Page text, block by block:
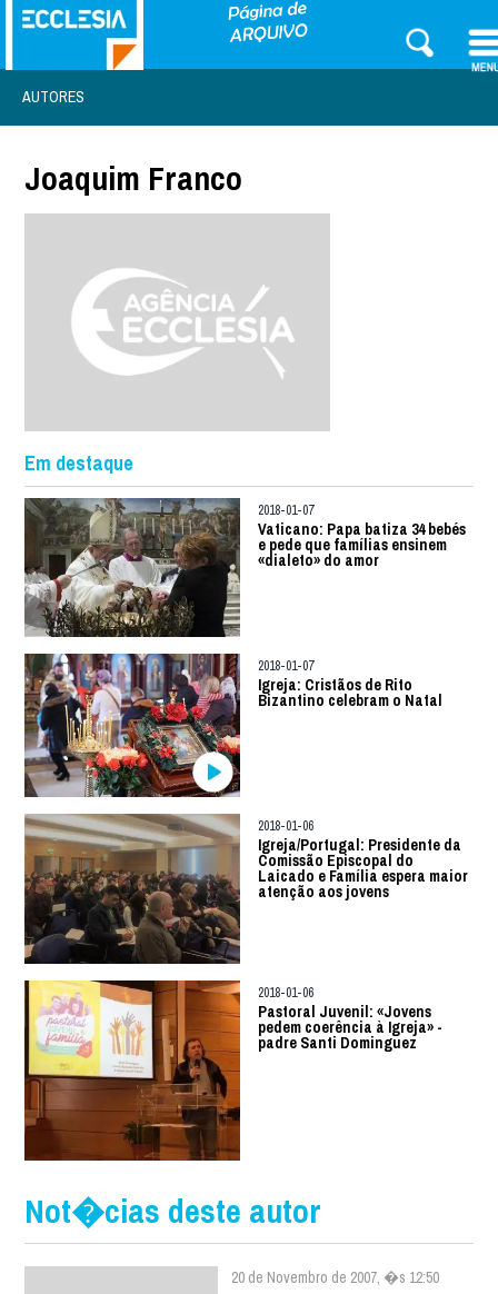
AUTORES
Joaquim Franco
Em destaque
2018-01-07
Vaticano: Papa batiza 34 bebés
e pede que famílias ensinem
«dialeto» do amor
2018-01-07
Igreja: Cristãos de Rito
Bizantino celebram o Natal
2018-01-06
Igreja/Portugal: Presidente da
Comissão Episcopal do
Laicado e Família espera maior
atenção aos jovens
2018-01-06
Pastoral Juvenil: «Jovens
pedem coerência à Igreja» -
padre Santi Dominguez
Not�cias deste autor
20 de Novembro de 2007, �s 12:50